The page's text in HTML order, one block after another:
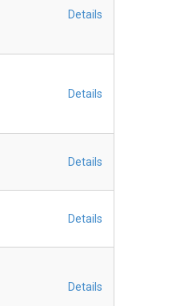
Details
Details
Details
Details
Details